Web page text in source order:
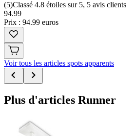
(5)Classé 4.8 étoiles sur 5, 5 avis clients
94.99
Prix : 94.99 euros
Voir tous les articles spots apparents
Plus d'articles Runner